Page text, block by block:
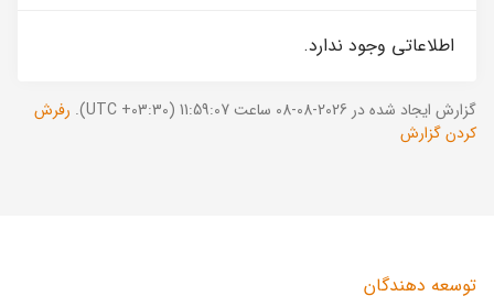
اطلاعاتی وجود ندارد.
گزارش ایجاد شده در 2026-08-08 ساعت 11:59:07 (UTC +03:30).
رفرش
کردن گزارش
توسعه دهندگان